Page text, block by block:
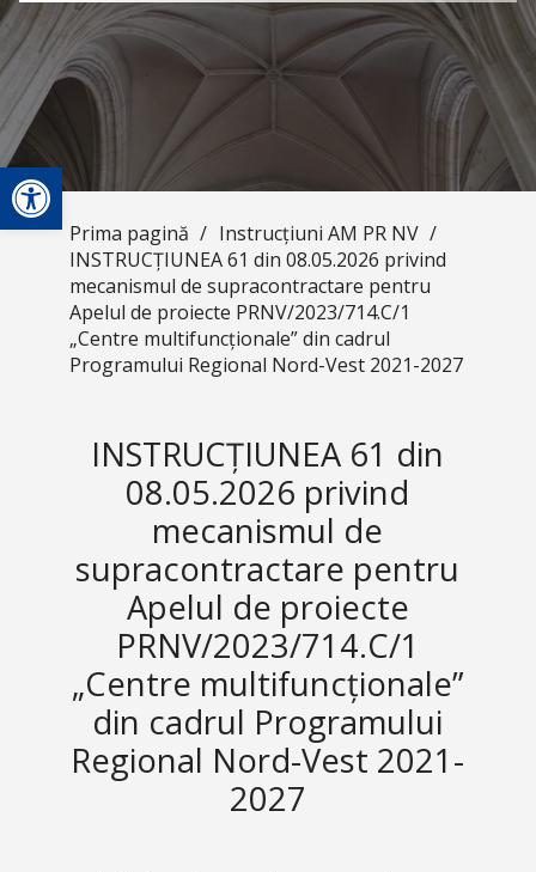
Deschide bara de unelte
Prima pagină / Instrucțiuni AM PR NV /
INSTRUCȚIUNEA 61 din 08.05.2026 privind
mecanismul de supracontractare pentru
Apelul de proiecte PRNV/2023/714.C/1
„Centre multifuncționale” din cadrul
Programului Regional Nord-Vest 2021-2027
INSTRUCȚIUNEA 61 din
08.05.2026 privind
mecanismul de
supracontractare pentru
Apelul de proiecte
PRNV/2023/714.C/1
„Centre multifuncționale”
din cadrul Programului
Regional Nord-Vest 2021-
2027